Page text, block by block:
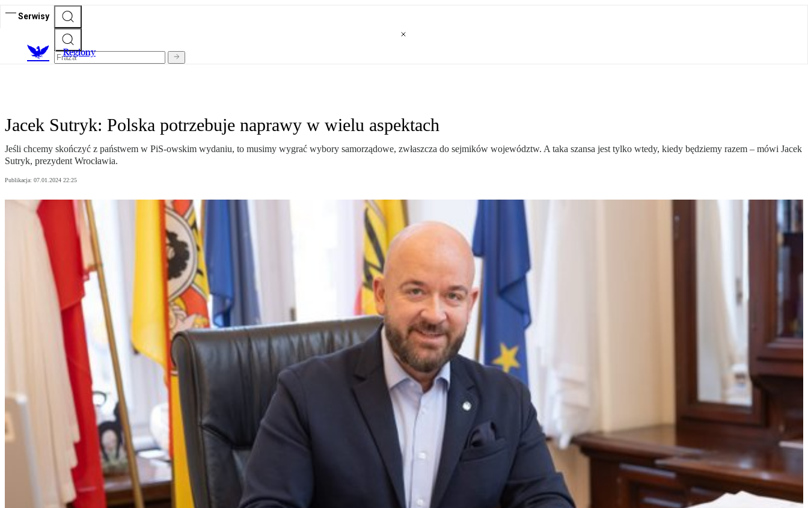
Serwisy
Regiony
Jacek Sutryk: Polska potrzebuje naprawy w wielu aspektach
Jeśli chcemy skończyć z państwem w PiS-owskim wydaniu, to musimy wygrać wybory samorządowe, zwłaszcza do sejmików województw. A taka szansa jest tylko wtedy, kiedy będziemy razem – mówi Jacek
Sutryk, prezydent Wrocławia.
Publikacja: 07.01.2024 22:25